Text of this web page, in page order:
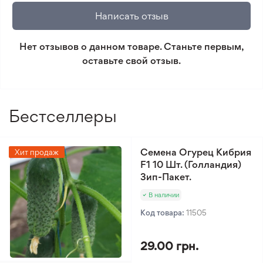
который не соответствует ожиданиям. Согласно
условиям возврата.
Минимальный заказ 300 грн.
Написать отзыв
Нет отзывов о данном товаре. Станьте первым,
оставьте свой отзыв.
Бестселлеры
Хит продаж
Семена Огурец Кибрия
F1 10 Шт. (Голландия)
Зип-Пакет.
В наличии
Код товара: 11505
29.00 грн.